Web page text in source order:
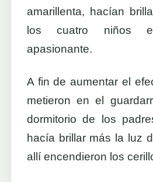
amarillenta, hacían
los cuatro niños
apasionante.
A fin de aumentar el
metieron en el
dormitorio de los
hacía brillar más la luz
allí encendieron los